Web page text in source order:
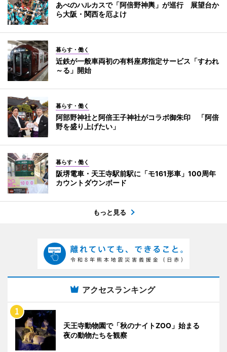
あべのハルカスで「阿倍野神輿」が巡行 展望台か
ら大阪・関西を厄よけ
暮らす・働く
近鉄が一般車両初の有料座席指定サービス「すわれ
～る」開始
暮らす・働く
阿部野神社と阿倍王子神社がコラボ御朱印 「阿倍
野を盛り上げたい」
暮らす・働く
阪堺電車・天王寺駅前駅に「モ161形車」100周年
カウントダウンボード
もっと見る
アクセスランキング
天王寺動物園で「秋のナイトZOO」始まる
夜の動物たちを観察